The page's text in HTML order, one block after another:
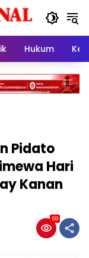
Hukum
Pidato
Hari
Kanan
68